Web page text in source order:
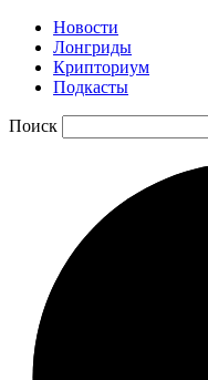
Новости
Лонгриды
Крипториум
Подкасты
Поиск